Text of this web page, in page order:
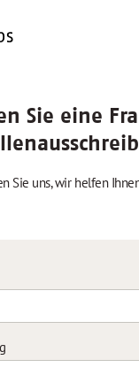
Sie eine
Sie uns, wir helfen